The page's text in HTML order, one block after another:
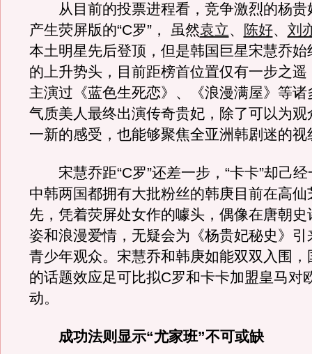
从目前的投票进程看，竞争激烈的杨贵
产生荧屏版的“C罗”， 虽然袁立、 陈好、 刘
本土明星先后登顶，但是韩国巨星宋慧乔始
的上升势头，目前距榜首位置仅有一步之遥
主演过《蓝色生死恋》、《浪漫满屋》等诸
气质美人最终出演传奇贵妃，除了可以为观
一新的感受，也能够聚焦全亚洲韩剧迷的视
宋慧乔距“C罗”还差一步，“卡卡”却己经
中韩两国都拥有大批粉丝的韩庚目前在高仙
先，凭着荧屏处女作的噱头，偶像在唐朝史
姿和浪漫爱情，无疑会为《杨贵妃秘史》引
青少年观众。宋慧乔和韩庚如能双双入围，
的话题效应足可比拟C罗和卡卡加盟皇马对
动。
成功法则显示“尤家班”不可或缺